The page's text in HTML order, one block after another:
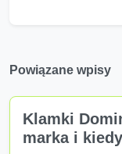
Powiązane wpisy
Klamki
marka i